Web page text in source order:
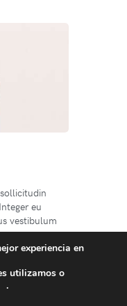
eu
vestibulum
nibh iaculis
In id
experiencia en
utilizamos o
.